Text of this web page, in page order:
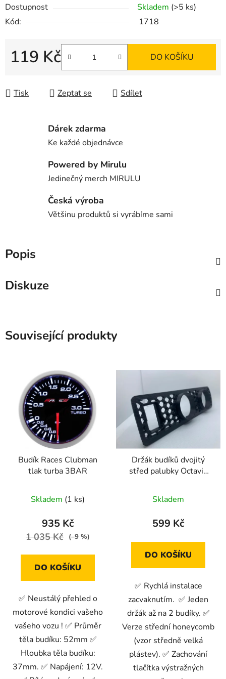
Dostupnost Skladem (>5 ks)
Kód:
1718
119 Kč DO KOŠÍKU
Tisk Zeptat se Sdílet
Dárek zdarma
Ke každé objednávce
Powered by Mirulu
Jedinečný merch MIRULU
Česká výroba
Většinu produktů si vyrábíme sami
Popis
Diskuze
Související produkty
Budík Races Clubman
tlak turba 3BAR
Skladem (1 ks)
935 Kč
1 035 Kč (–9 %)
DO KOŠÍKU
✅ Neustálý přehled o
motorové kondici vašeho
vašeho vozu ! ✅ Průměr
těla budíku: 52mm ✅
Hloubka těla budíku:
37mm. ✅ Napájení: 12V.
Držák budíků dvojitý
střed palubky Octavia
Skladem
599 Kč
DO KOŠÍKU
✅ Rychlá instalace
zacvaknutím. ✅ Jeden
držák až na 2 budíky. ✅
Verze střední honeycomb
(vzor středně velká
plástev). ✅ Zachování
tlačítka výstražných